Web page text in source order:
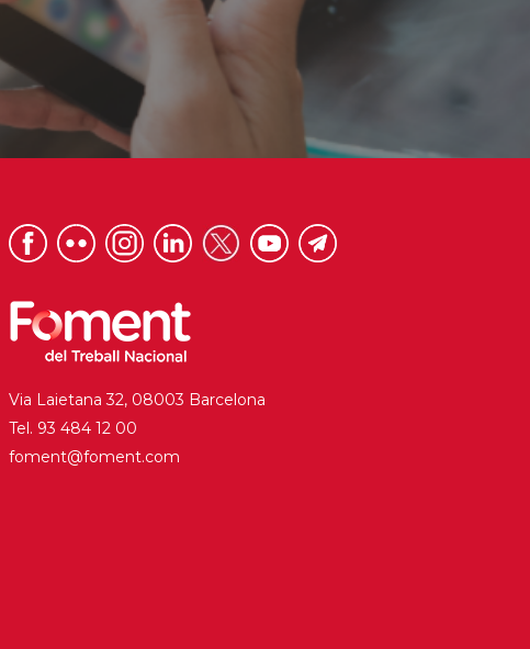
Via Laietana 32, 08003 Barcelona
Tel. 93 484 12 00
foment@foment.com